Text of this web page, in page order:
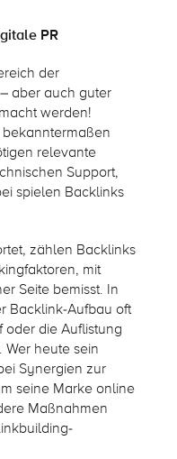
PR
der
aber auch guter
werden!
relevante
Support,
spielen Backlinks
zählen Backlinks
mit
Seite bemisst. In
Backlink-Aufbau oft
oder die Auflistung
Wer heute sein
Synergien zur
seine Marke online
Maßnahmen